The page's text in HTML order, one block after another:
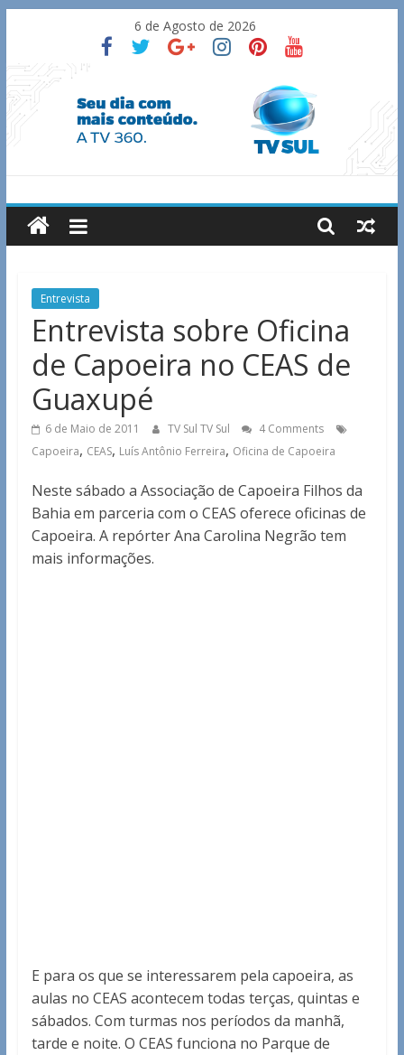
content
6 de Agosto de 2026
TV
Sul
Notícias
Guaxupé
região.
Entrevista
Entrevista sobre Oficina
de Capoeira no CEAS de
Guaxupé
6 de Maio de 2011 TV Sul TV Sul
4 Comments
Capoeira, CEAS, Luís Antônio Ferreira, Oficina de Capoeira
Neste sábado a Associação de Capoeira Filhos da
Bahia em parceria com o CEAS oferece oficinas de
Capoeira. A repórter Ana Carolina Negrão tem
mais informações.
E para os que se interessarem pela capoeira, as
aulas no CEAS acontecem todas terças, quintas e
sábados. Com turmas nos períodos da manhã,
tarde e noite. O CEAS funciona no Parque de